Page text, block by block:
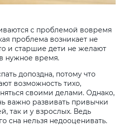
с проблемой вовремя
проблема возникает не
и старшие дети не желают
нужное время.
допоздна, потому что
возможность тихо,
своими делами. Однако,
важно развивать привычки
так и у взрослых. Ведь
сна нельзя недооценивать.